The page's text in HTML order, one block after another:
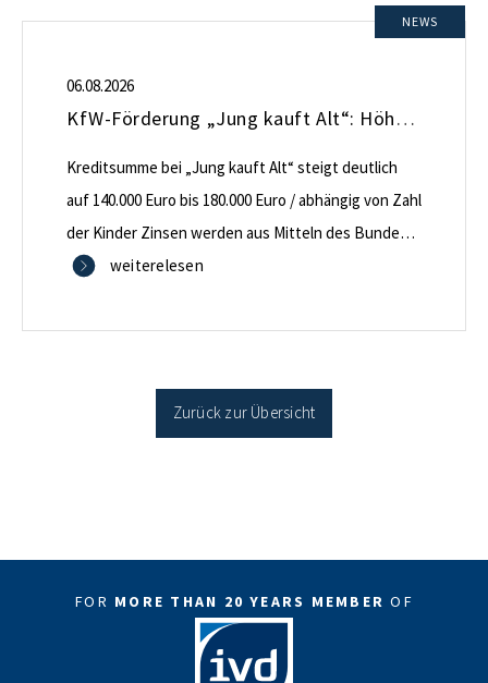
NEWS
06.08.2026
KfW-Förderung „Jung kauft Alt“: Höhere Kredite ab August 2026
Kreditsumme bei „Jung kauft Alt“ steigt deutlich
auf 140.000 Euro bis 180.000 Euro / abhängig von Zahl
der Kinder Zinsen werden aus Mitteln des Bundes
verbilligt: Heutiger Zins bei 0,53 Prozent effektiv bei
Antragstellende verpflichten sich zu energetischer
Sanierung in Einzelmaßnahmen […]
weiterelesen
Zurück zur Übersicht
FOR MORE THAN 20 YEARS MEMBEROF